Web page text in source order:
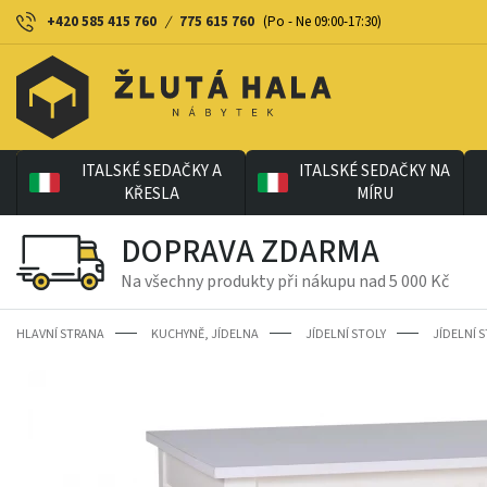
+420 585 415 760 / 775 615 760 (Po - Ne 09:00-17:30)
ITALSKÉ SEDAČKY A
KŘESLA
ITALSKÉ SEDAČKY NA
MÍRU
DOPRAVA ZDARMA
Na všechny produkty při nákupu nad 5 000 Kč
HLAVNÍ STRANA KUCHYNĚ, JÍDELNA JÍDELNÍ STOLY JÍDELNÍ